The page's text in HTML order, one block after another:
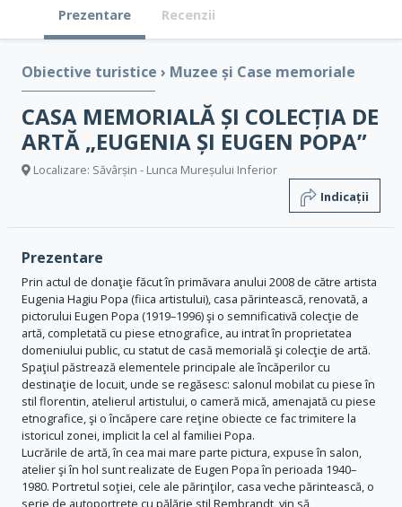
Prezentare Recenzii
Obiective turistice › Muzee și Case memoriale
CASA MEMORIALĂ ȘI COLECȚIA DE
ARTĂ „EUGENIA ȘI EUGEN POPA”
Localizare: Săvârșin - Lunca Mureșului Inferior
Indicații
Prezentare
Prin actul de donaţie făcut în primăvara anului 2008 de către artista
Eugenia Hagiu Popa (fiica artistului), casa părintească, renovată, a
pictorului Eugen Popa (1919–1996) şi o semnificativă colecţie de
artă, completată cu piese etnografice, au intrat în proprietatea
domeniului public, cu statut de casă memorială şi colecţie de artă.
Spaţiul păstrează elementele principale ale încăperilor cu
destinaţie de locuit, unde se regăsesc: salonul mobilat cu piese în
stil florentin, atelierul artistului, o cameră mică, amenajată cu piese
etnografice, şi o încăpere care reţine obiecte ce fac trimitere la
istoricul zonei, implicit la cel al familiei Popa.
Lucrările de artă, în cea mai mare parte pictura, expuse în salon,
atelier şi în hol sunt realizate de Eugen Popa în perioada 1940–
1980. Portretul soţiei, cele ale părinţilor, casa veche părintească, o
serie de autoportrete cu pălărie stil Rembrandt, vin să